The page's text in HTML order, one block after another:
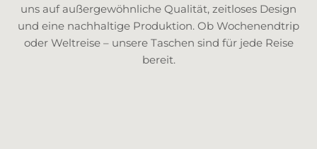
uns auf außergewöhnliche Qualität, zeitloses Design
und eine nachhaltige Produktion. Ob Wochenendtrip
oder Weltreise – unsere Taschen sind für jede Reise
bereit.